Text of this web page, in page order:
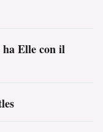
ha Elle con il